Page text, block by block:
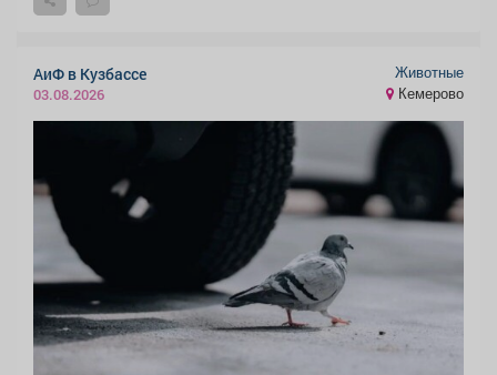
АиФ в Кузбассе
03.08.2026
Животные
Кемерово